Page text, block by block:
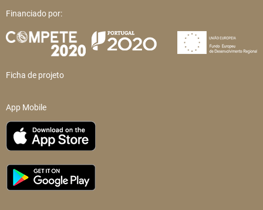
Financiado por:
Ficha de projeto
App Mobile